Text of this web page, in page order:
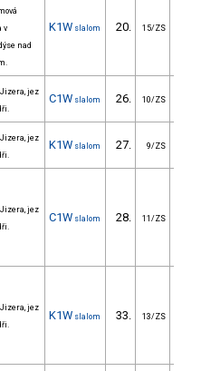
v
nad
K1W slalom 20. 15/ZS
jez
C1W slalom 26. 10/ZS
jez
K1W slalom 27. 9/ZS
jez
C1W slalom 28. 11/ZS
jez
K1W slalom 33. 13/ZS